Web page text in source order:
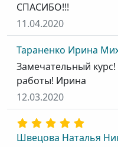
СПАСИБО!!!
11.04.2020
Тараненко Ирина
Замечательный
работы! Ирина
12.03.2020
Швецова Наталья